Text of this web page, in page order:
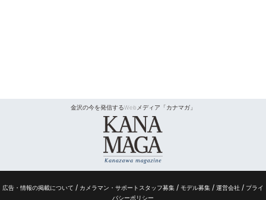
金沢の今を発信するWebメディア「カナマガ」
広告・情報の掲載について / カメラマン・サポートスタッフ募集 / モデル募集 / 運営会社 / プライ
バシーポリシー